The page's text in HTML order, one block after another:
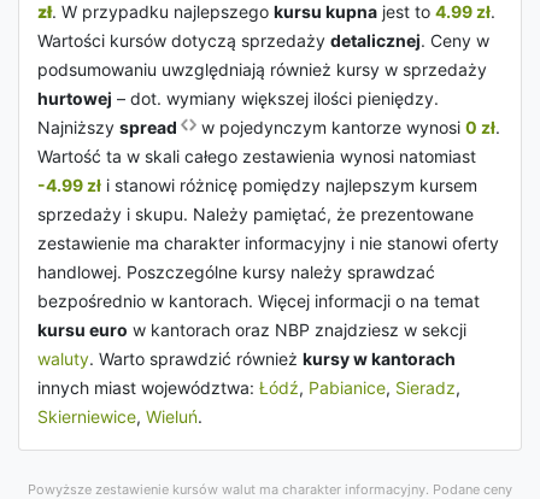
zł. W przypadku najlepszego kursu kupna jest to 4.99 zł.
Wartości kursów dotyczą sprzedaży detalicznej. Ceny w
podsumowaniu uwzględniają również kursy w sprzedaży
hurtowej – dot. wymiany większej ilości pieniędzy.
Najniższy spread w pojedynczym kantorze wynosi 0 zł.
Wartość ta w skali całego zestawienia wynosi natomiast
-4.99 zł i stanowi różnicę pomiędzy najlepszym kursem
sprzedaży i skupu. Należy pamiętać, że prezentowane
zestawienie ma charakter informacyjny i nie stanowi oferty
handlowej. Poszczególne kursy należy sprawdzać
bezpośrednio w kantorach. Więcej informacji o na temat
kursu euro w kantorach oraz NBP znajdziesz w sekcji
waluty. Warto sprawdzić również kursy w kantorach
innych miast województwa: Łódź, Pabianice, Sieradz,
Skierniewice, Wieluń.
Powyższe zestawienie kursów walut ma charakter informacyjny. Podane ceny